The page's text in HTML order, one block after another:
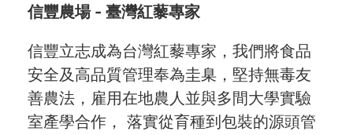
信豐農場 - 臺灣紅藜專家
信豐立志成為台灣紅藜專家，我們將食品
安全及高品質管理奉為圭臬，堅持無毒友
善農法，雇用在地農人並與多間大學實驗
室產學合作， 落實從育種到包裝的源頭管